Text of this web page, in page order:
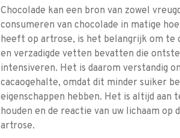
Chocolade kan een bron van zowel
consumeren van chocolade in matige
heeft op artrose, is het belangrijk om te
en verzadigde vetten bevatten die
intensiveren. Het is daarom verstandig
cacaogehalte, omdat dit minder suiker
eigenschappen hebben. Het is altijd aan
houden en de reactie van uw lichaam
artrose.